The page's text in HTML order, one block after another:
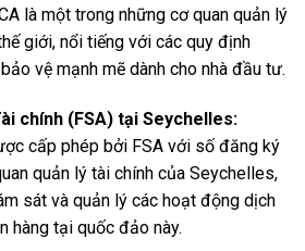
là một trong những cơ quan quản lý
giới, nổi tiếng với các quy định
vệ mạnh mẽ dành cho nhà đầu tư.
chính (FSA) tại Seychelles:
cấp phép bởi FSA với số đăng ký
quản lý tài chính của Seychelles,
sát và quản lý các hoạt động dịch
hàng tại quốc đảo này.